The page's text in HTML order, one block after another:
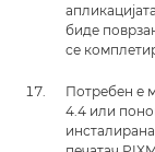
биде
се
Потребен е
4.4 или